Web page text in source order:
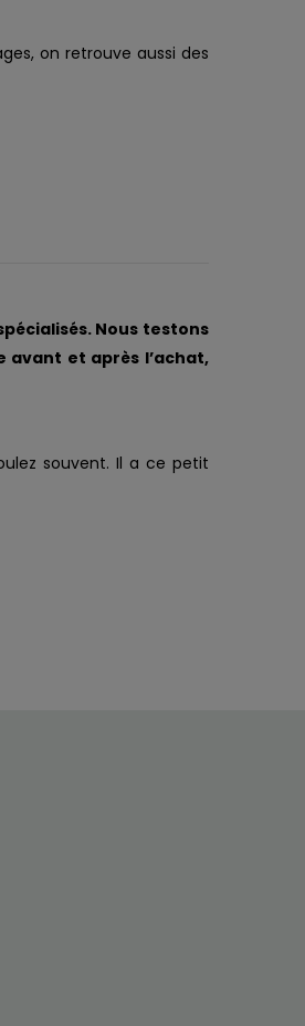
on retrouve aussi des
Nous testons
et après l’achat,
souvent. Il a ce petit